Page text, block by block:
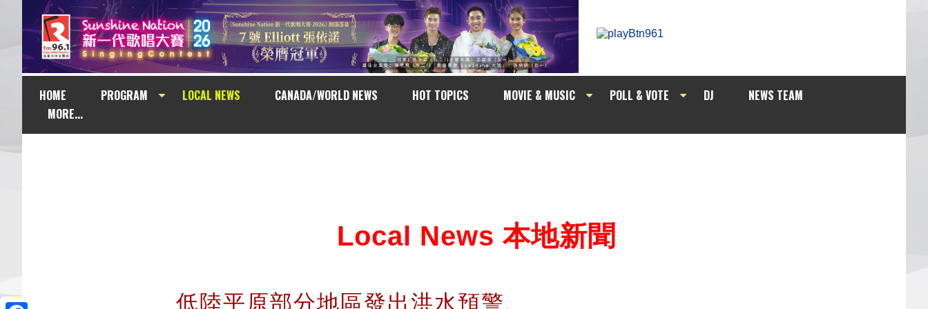
HOME PROGRAM LOCAL NEWS CANADA/WORLD NEWS HOT TOPICS MOVIE & MUSIC POLL & VOTE DJ
NEWS TEAM
MORE...
Local News 本地新聞
低陸平原部分地區發出洪水預警、